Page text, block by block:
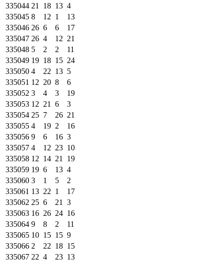
335044 21 18 13 4
335045 8 12 1
13
335046 26 6 6
17
335047 26 4 12 21
335048 5 2 2
11
335049 19 18 15 24
335050 4 22 13 5
335051 12 20 8
6
335052 3 4 3
19
335053 12 21 6
3
335054 25 7 26 21
335055 4 19 2
16
335056 9 6 16 3
335057 4 12 23 10
335058 12 14 21
19
335059 19 6 13 4
335060 3 1 5
2
335061 13 22 1
17
335062 25 6 21
3
335063 16 26 24 16
335064 9 8 2
11
335065 10 15 15 9
335066 2 22 18 15
335067 22 4 23 13